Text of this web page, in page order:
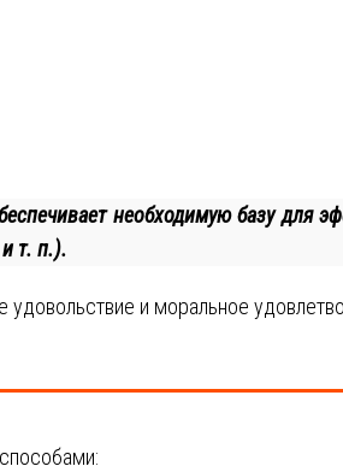
необходимую базу для
т. п.).
и моральное